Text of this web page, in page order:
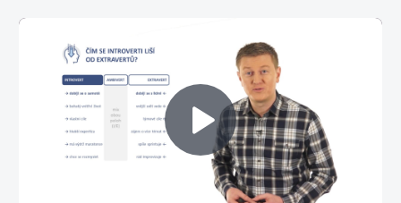
Přehrát
video
ÚSPĚŠNÉHO LÍDRA
MODUL 2: JAK SI DĚLAT CHYTŘE
OSOBNÍ MARKETING?
MODUL 3: JAK OCHRÁNIT ZÁKLADNÍ
ŽIVOTNÍ FUNKCE LÍDRA?